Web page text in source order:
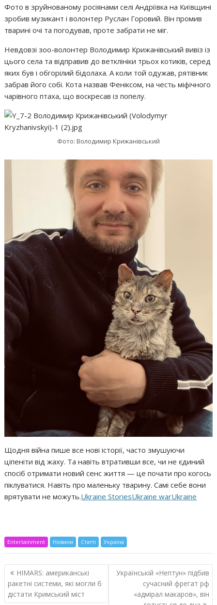
Фото в зруйнованому росіянами селі Андріївка на Київщині
зробив музикант і волонтер Руслан Горовий. Він промив
тварині очі та погодував, проте забрати не міг.
Невдовзі зоо-волонтер Володимир Крижанівський вивіз із
цього села та відправив до ветклініки трьох котиків, серед
яких був і обгорілий бідолаха. А коли той одужав, рятівник
забрав його собі. Кота назвав Феніксом, на честь міфічного
чарівного птаха, що воскресав із попелу.
Фото: Володимир Крижанівський
Щодня війна пише все нові історії, часто змушуючи
ціпеніти від жаху. Та навіть втративши все, чи не єдиний
спосіб отримати новий сенс життя — це почати про когось
піклуватися. Навіть про маленьку тварину. Самі себе вони
врятувати не можуть.Ukraine StoriesUkraine warUkraine
Entertainment Новини Статті Україна
Навигация
по
записям
HIMARS: американські
ракетні системи, які могли б
дістати Кримський міст
Українській «Нептун» підбив
сучасний фрегат рф
«адмірал макаров», він